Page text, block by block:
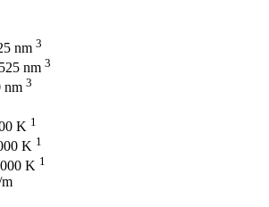
nm 3
nm 3
nm 3
K 1
K 1
K 1